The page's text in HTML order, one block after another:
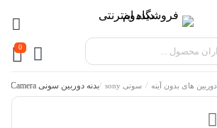
0
دوربین های بدون آینه / سونی sony /بدنه دوربین سونی Sony a7C II Mirrorless Camera